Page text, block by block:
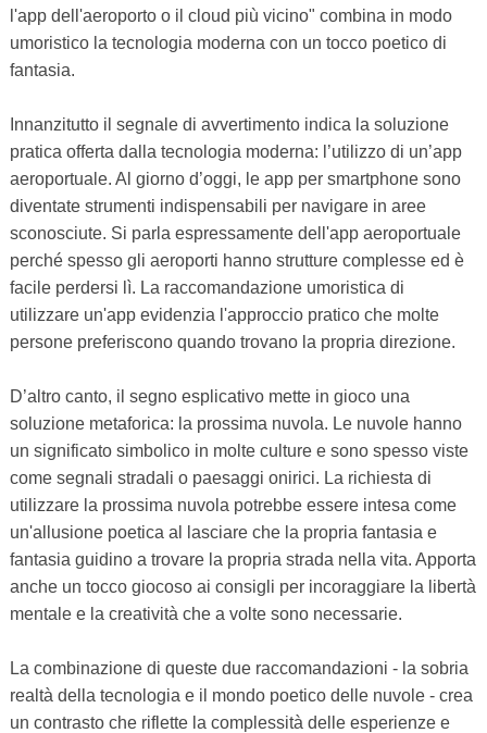
l'app dell'aeroporto o il cloud più vicino" combina in modo
umoristico la tecnologia moderna con un tocco poetico di
fantasia.
Innanzitutto il segnale di avvertimento indica la soluzione
pratica offerta dalla tecnologia moderna: l’utilizzo di un’app
aeroportuale. Al giorno d’oggi, le app per smartphone sono
diventate strumenti indispensabili per navigare in aree
sconosciute. Si parla espressamente dell'app aeroportuale
perché spesso gli aeroporti hanno strutture complesse ed è
facile perdersi lì. La raccomandazione umoristica di
utilizzare un'app evidenzia l'approccio pratico che molte
persone preferiscono quando trovano la propria direzione.
D’altro canto, il segno esplicativo mette in gioco una
soluzione metaforica: la prossima nuvola. Le nuvole hanno
un significato simbolico in molte culture e sono spesso viste
come segnali stradali o paesaggi onirici. La richiesta di
utilizzare la prossima nuvola potrebbe essere intesa come
un'allusione poetica al lasciare che la propria fantasia e
fantasia guidino a trovare la propria strada nella vita. Apporta
anche un tocco giocoso ai consigli per incoraggiare la libertà
mentale e la creatività che a volte sono necessarie.
La combinazione di queste due raccomandazioni - la sobria
realtà della tecnologia e il mondo poetico delle nuvole - crea
un contrasto che riflette la complessità delle esperienze e